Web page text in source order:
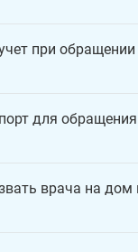
при
для
врача на дом